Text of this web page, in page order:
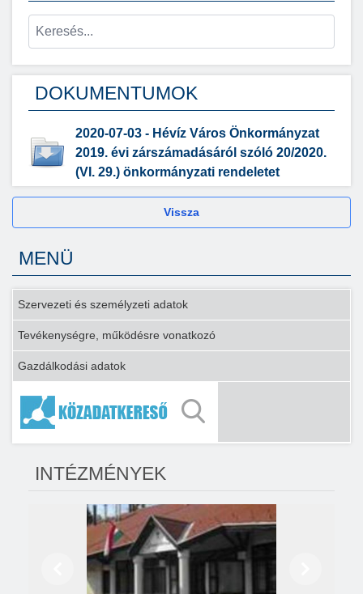
DOKUMENTUMOK
2020-07-03 - Hévíz Város Önkormányzat
2019. évi zárszámadásáról szóló 20/2020.
(VI. 29.) önkormányzati rendeletet
Vissza
MENÜ
Szervezeti és személyzeti adatok
Tevékenységre, működésre vonatkozó
Gazdálkodási adatok
INTÉZMÉNYEK